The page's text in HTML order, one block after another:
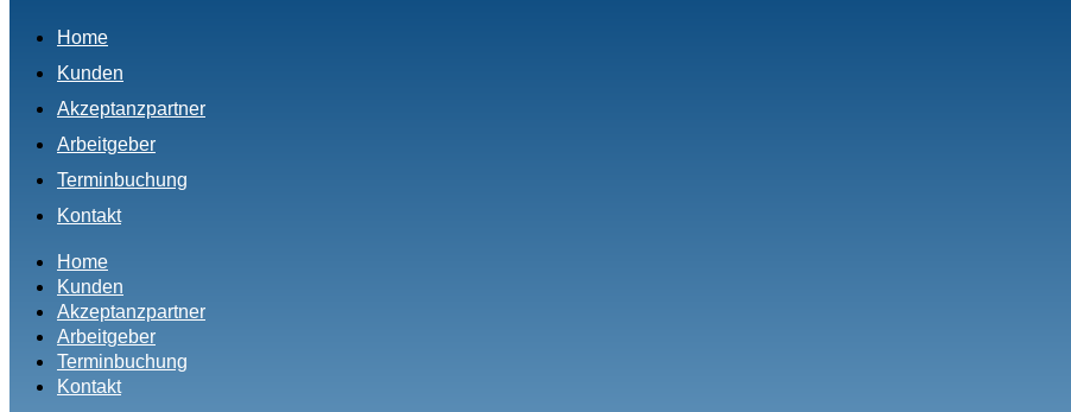
Home
Kunden
Akzeptanzpartner
Arbeitgeber
Terminbuchung
Kontakt
Home
Kunden
Akzeptanzpartner
Arbeitgeber
Terminbuchung
Kontakt